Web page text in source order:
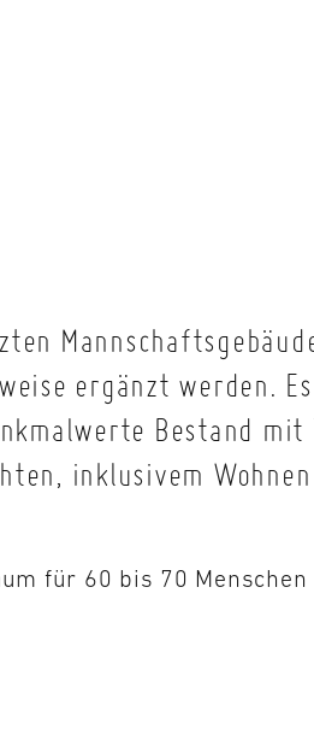
ergänzt werden.
Bestand
inklusivem
für 60 bis 70